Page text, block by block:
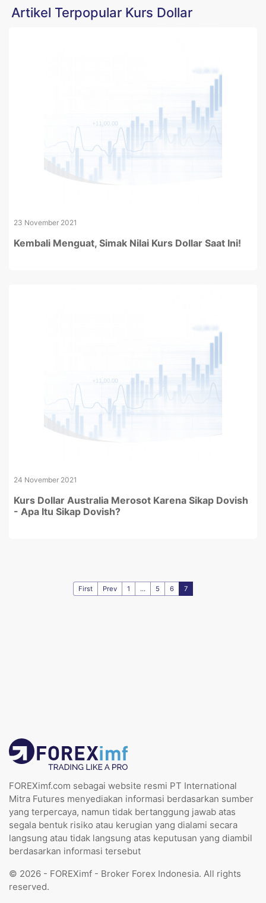
Artikel Terpopular Kurs Dollar
23 November 2021
Kembali Menguat, Simak Nilai Kurs Dollar Saat Ini!
24 November 2021
Kurs Dollar Australia Merosot Karena Sikap Dovish
- Apa Itu Sikap Dovish?
First Prev 1 ... 5 6 7
FOREXimf.com sebagai website resmi PT International
Mitra Futures menyediakan informasi berdasarkan sumber
yang terpercaya, namun tidak bertanggung jawab atas
segala bentuk risiko atau kerugian yang dialami secara
langsung atau tidak langsung atas keputusan yang diambil
berdasarkan informasi tersebut
© 2026 - FOREXimf - Broker Forex Indonesia. All rights
reserved.